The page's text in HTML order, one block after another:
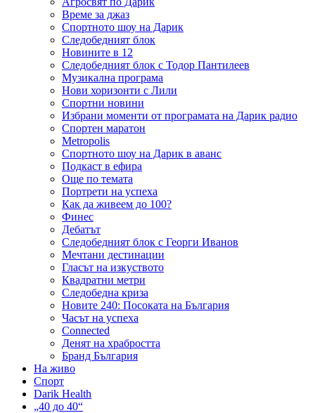
Време за джаз
Спортното шоу на Дарик
Следобедният блок
Новините в 12
Следобедният блок с Тодор Пантилеев
Музикална програма
Нови хоризонти с Лили
Спортни новини
Избрани моменти от програмата на Дарик радио
Спортен маратон
Metropolis
Спортното шоу на Дарик в аванс
Подкаст в ефира
Още по темата
Портрети на успеха
Как да живеем до 100?
Финес
Дебатът
Следобедният блок с Георги Иванов
Мечтани дестинации
Гласът на изкуството
Квадратни метри
Следобедна криза
Новите 240: Посоката на България
Часът на успеха
Connected
Денят на храбростта
Бранд България
На живо
Спорт
Darik Health
„40 до 40“